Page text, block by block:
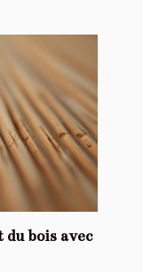
bois avec